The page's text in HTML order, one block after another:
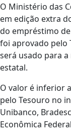
O Ministério das
em edição extra
do empréstimo
foi aprovado pelo
será usado para
estatal.
O valor é inferior
pelo Tesouro no
Unibanco,
Econômica